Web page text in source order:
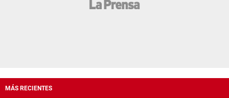
MÁS RECIENTES